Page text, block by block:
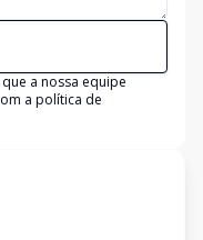
a nossa equipe
a política de